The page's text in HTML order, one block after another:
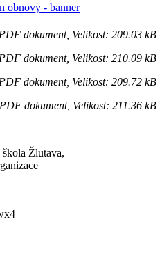
dokument, Velikost: 209.03 kB
dokument, Velikost: 210.09 kB
dokument, Velikost: 209.72 kB
dokument, Velikost: 211.36 kB
Žlutava,